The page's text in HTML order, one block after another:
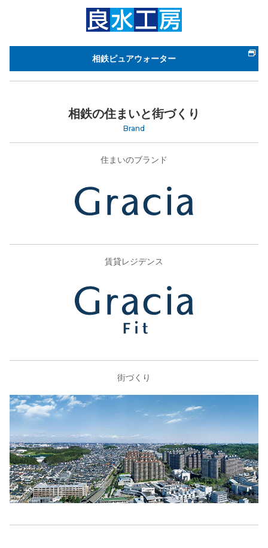
相鉄ピュアウォーター
相鉄の住まいと街づくり
Brand
住まいのブランド
賃貸レジデンス
街づくり